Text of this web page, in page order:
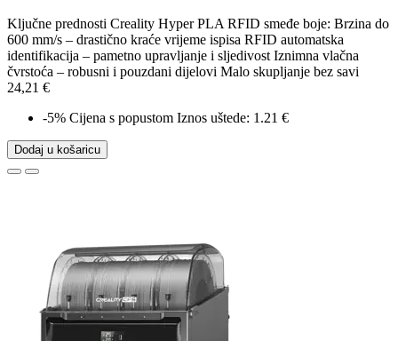
Ključne prednosti Creality Hyper PLA RFID smeđe boje: Brzina do
600 mm/s – drastično kraće vrijeme ispisa RFID automatska
identifikacija – pametno upravljanje i sljedivost Iznimna vlačna
čvrstoća – robusni i pouzdani dijelovi Malo skupljanje bez savi
24,21 €
-5% Cijena s popustom Iznos uštede: 1.21 €
Dodaj u košaricu